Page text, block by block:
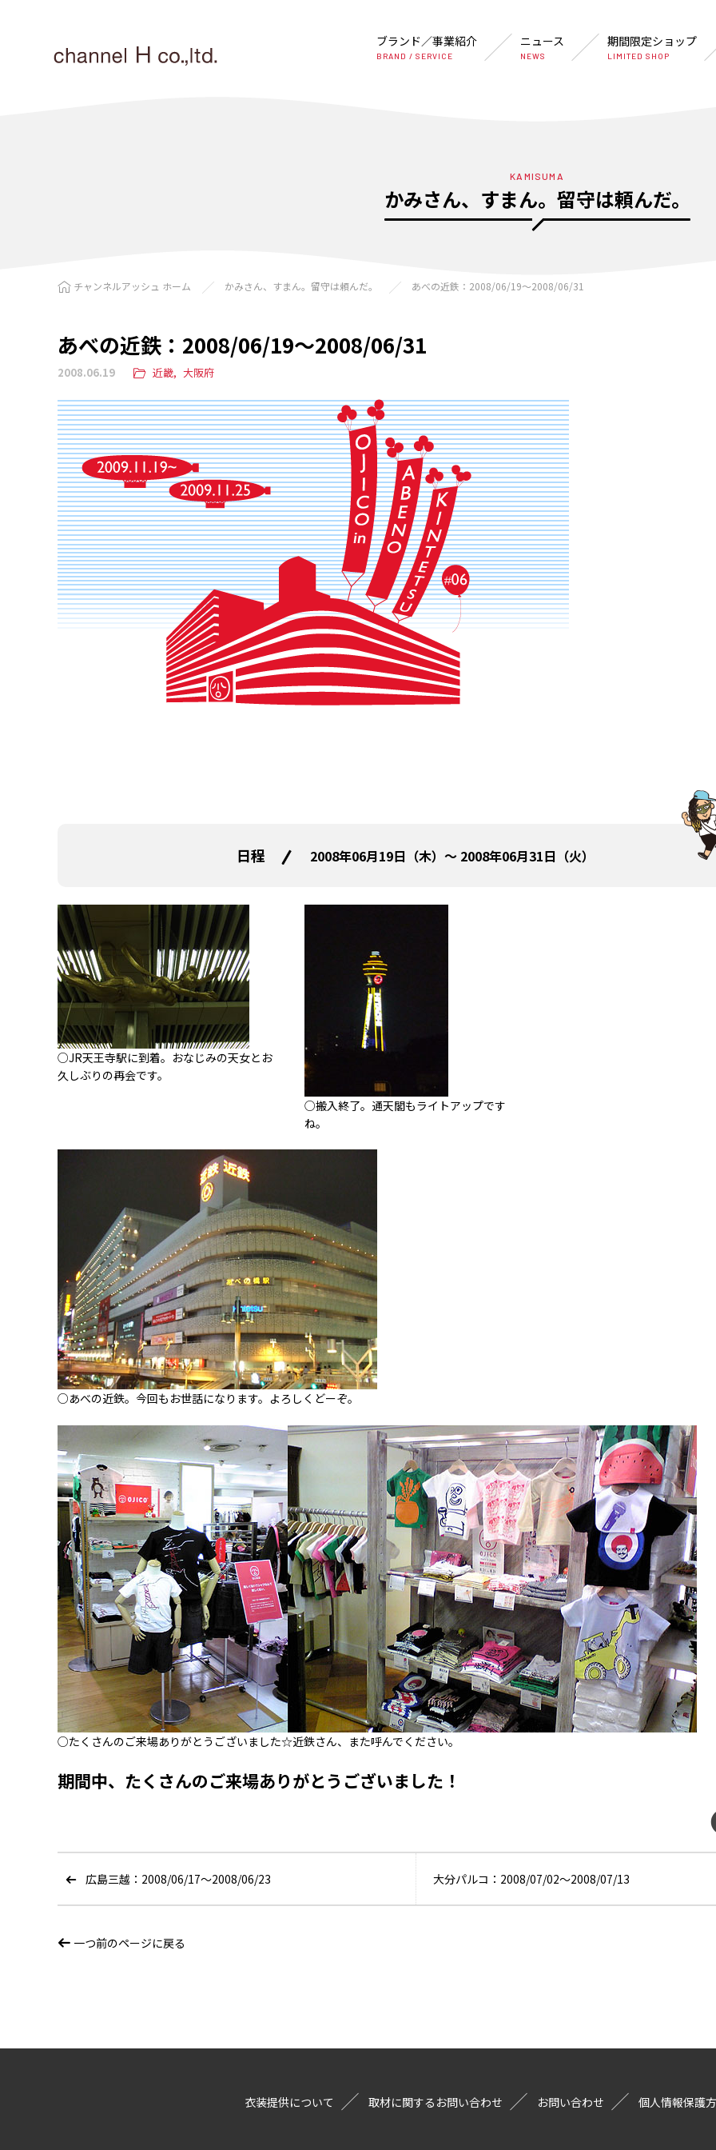
ブランド／事業紹介
BRAND / SERVICE
ニュース
NEWS
期間限定ショップ
LIMITED SHOP
KAMISUMA
かみさん、すまん。留守は頼んだ。
チャンネルアッシュ ホーム かみさん、すまん。留守は頼んだ。 あべの近鉄：2008/06/19〜2008/06/31
あべの近鉄：2008/06/19〜2008/06/31
2008.06.19 近畿 大阪府
日程 2008年06月19日（木）～ 2008年06月31日（火）
○JR天王寺駅に到着。おなじみの天女とお
久しぶりの再会です。
○搬入終了。通天閣もライトアップです
ね。
○あべの近鉄。今回もお世話になります。よろしくどーぞ。
○たくさんのご来場ありがとうございました☆近鉄さん、また呼んでください。
期間中、たくさんのご来場ありがとうございました！
広島三越：2008/06/17〜2008/06/23 大分パルコ：2008/07/02〜2008/07/13
一つ前のページに戻る
衣装提供について 取材に関するお問い合わせ お問い合わせ 個人情報保護